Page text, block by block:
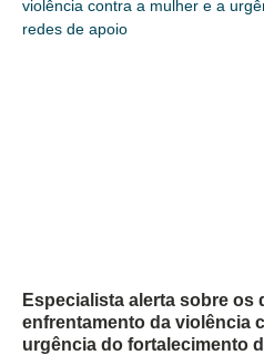
Especialista alerta sobre os
enfrentamento da violência
urgência do fortalecimento